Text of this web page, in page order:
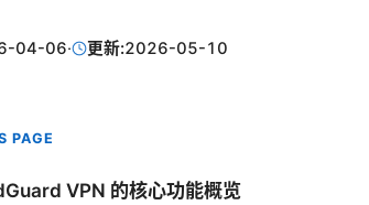
04-06· 更新:2026-05-10
PAGE
VPN 的核心功能概览